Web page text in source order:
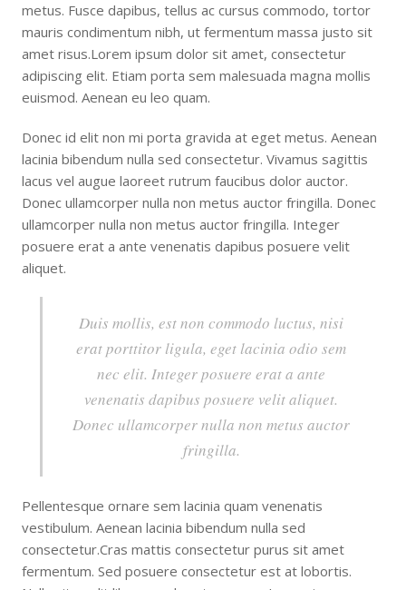
metus. Fusce dapibus, tellus ac cursus commodo, tortor
mauris condimentum nibh, ut fermentum massa justo sit
amet risus.Lorem ipsum dolor sit amet, consectetur
adipiscing elit. Etiam porta sem malesuada magna mollis
euismod. Aenean eu leo quam.
Donec id elit non mi porta gravida at eget metus. Aenean
lacinia bibendum nulla sed consectetur. Vivamus sagittis
lacus vel augue laoreet rutrum faucibus dolor auctor.
Donec ullamcorper nulla non metus auctor fringilla. Donec
ullamcorper nulla non metus auctor fringilla. Integer
posuere erat a ante venenatis dapibus posuere velit
aliquet.
Duis mollis, est non commodo luctus, nisi
erat porttitor ligula, eget lacinia odio sem
nec elit. Integer posuere erat a ante
venenatis dapibus posuere velit aliquet.
Donec ullamcorper nulla non metus auctor
fringilla.
Pellentesque ornare sem lacinia quam venenatis
vestibulum. Aenean lacinia bibendum nulla sed
consectetur.Cras mattis consectetur purus sit amet
fermentum. Sed posuere consectetur est at lobortis.